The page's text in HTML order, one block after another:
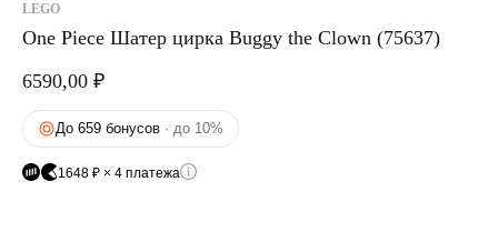
One Piece Шатер цирка Buggy the Clown (75637)
LEGO
6590,00 ₽
До 659 бонусов · до 10%
1648 ₽ × 4 платежа